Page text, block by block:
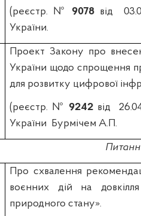
(реєстр. № 9078 від
України.
Проект Закону про
України щодо спрощення
для розвитку цифрової
(реєстр. № 9242 від
України Бурмічем А.П.
Про схвалення
воєнних дій на
природного стану».